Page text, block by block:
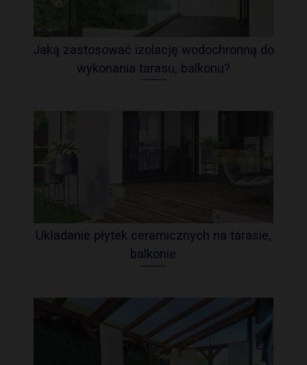
Jaką zastosować izolację wodochronną do
wykonania tarasu, balkonu?
Układanie płytek ceramicznych na tarasie,
balkonie